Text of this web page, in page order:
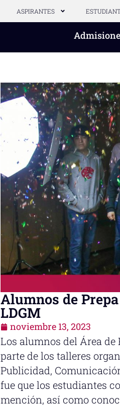
ASPIRANTES
Alumnos de
LDGM
noviembre 13, 2023
Los alumnos del Área
parte de los talleres
Publicidad,
fue que los estudiantes
mención, así como